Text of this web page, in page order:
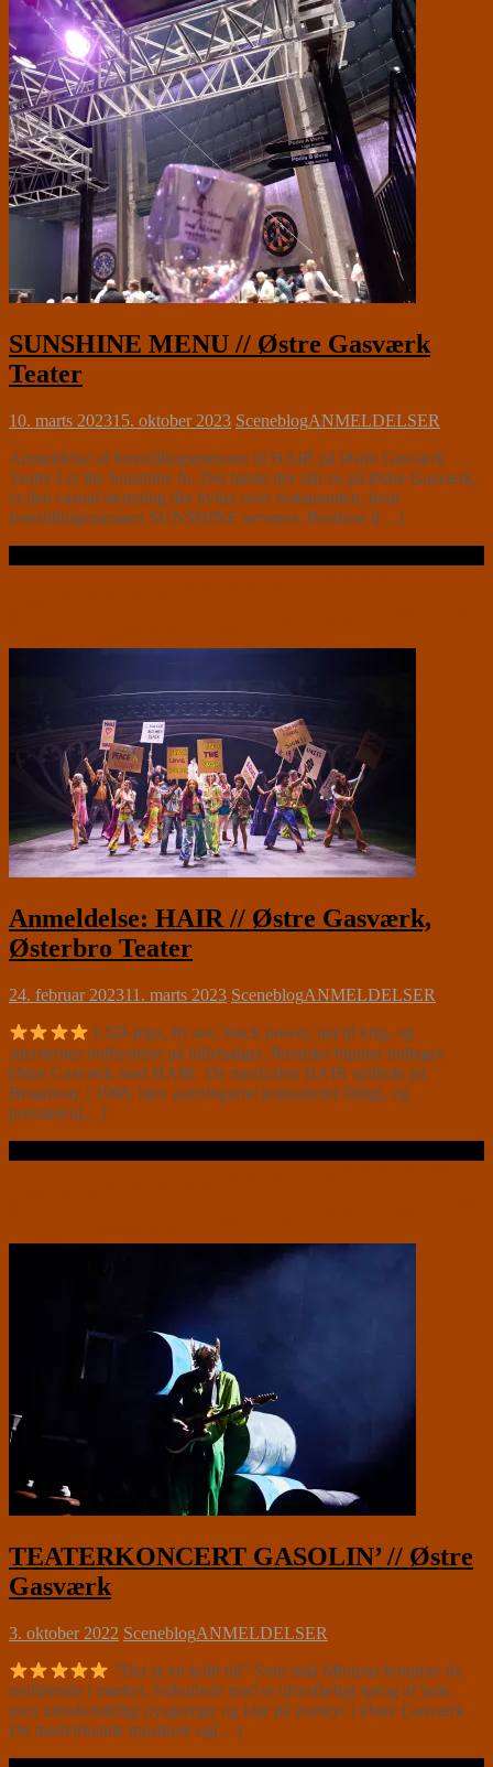
SUNSHINE MENU // Østre Gasværk
Teater
10. marts 202315. oktober 2023 SceneblogANMELDELSER
Anmeldelse af forestillingsmenuen til HAIR på Østre Gasværk
Teater Let the Sunshine In. Det første der slår os på Østre Gasværk,
er den casual stemning der hviler over restauranten, hvor
forestillingsmenuen SUNSHINE serveres. Bordene i[…]
Anmeldelse: HAIR // Østre Gasværk,
Østerbro Teater
24. februar 202311. marts 2023 SceneblogANMELDELSER
LSD-trips, fri sex, black power, nej til krig, og
stjernernes indflydelse på billetsalget. Ikoniske hippier indtager
Østre Gasværk med HAIR. Da musicalen HAIR spillede på
Broadway i 1968, blev astrologerne konsulteret flittigt, og
premieren[…]
TEATERKONCERT GASOLIN’ // Østre
Gasværk
3. oktober 2022 SceneblogANMELDELSER
”Det er en kold tid” Som små Minions kommer de
myldrende i mørket, forhutlede med et uforståeligt sprog af lyde,
men umiskendeligt nysgerrige og klar på eventyr i Østre Gasværk.
De medvirkende musikere og[…]